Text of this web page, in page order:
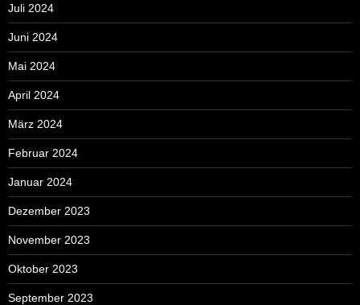
Juli 2024
Juni 2024
Mai 2024
April 2024
März 2024
Februar 2024
Januar 2024
Dezember 2023
November 2023
Oktober 2023
September 2023